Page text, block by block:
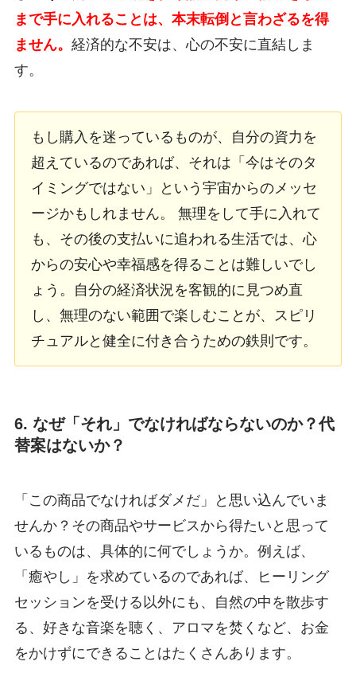
まで手に入れることは、本末転倒と言わざるを得
ません。 経済的な不安は、心の不安に直結しま
す。
もし購入を迷っているものが、自分の資力を
超えているのであれば、それは「今はそのタ
イミングではない」という宇宙からのメッセ
ージかもしれません。 無理をして手に入れて
も、その後の支払いに追われる生活では、心
からの安心や幸福感を得ることは難しいでし
ょう。自分の経済状況を客観的に見つめ直
し、無理のない範囲で楽しむことが、スピリ
チュアルと健全に付き合うための鉄則です。
6. なぜ「それ」でなければならないのか？代
替案はないか？
「この商品でなければダメだ」と思い込んでいま
せんか？その商品やサービスから得たいと思って
いるものは、具体的に何でしょうか。例えば、
「癒やし」を求めているのであれば、ヒーリング
セッションを受ける以外にも、自然の中を散歩す
る、好きな音楽を聴く、アロマを焚くなど、お金
をかけずにできることはたくさんあります。